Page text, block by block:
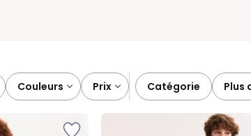
couleurs prix catégorie